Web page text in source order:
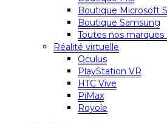
Boutique Microsoft
Boutique Samsung
Toutes nos
Réalité virtuelle
Oculus
PlayStation VR
HTC Vive
PiMax
Royole